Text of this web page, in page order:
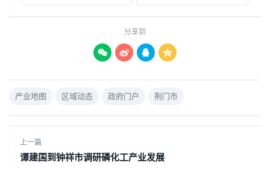
分享到
   
产业地图 区域动态 政府门户 荆门市
上一篇
谭建国到钟祥市调研磷化工产业发展